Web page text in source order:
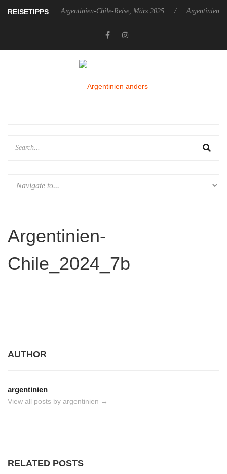
REISETIPPS
2025 Argentinien-Chile-Reise, März 2025 Argentinien-
Argentinien-
Chile_2024_7b
AUTHOR
argentinien
View all posts by argentinien →
RELATED POSTS